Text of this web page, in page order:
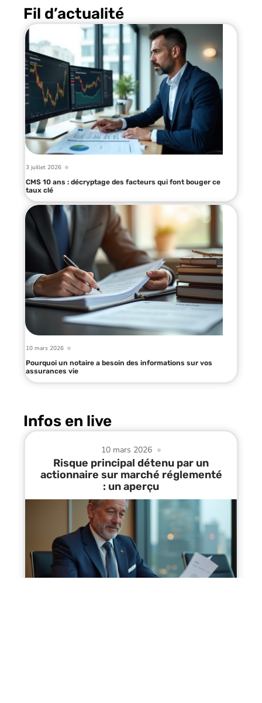
Fil d’actualité
3 juillet 2026
CMS 10 ans : décryptage des facteurs qui font bouger ce
taux clé
10 mars 2026
Pourquoi un notaire a besoin des informations sur vos
assurances vie
Infos en live
10 mars 2026
Risque principal détenu par un
actionnaire sur marché réglementé
: un aperçu